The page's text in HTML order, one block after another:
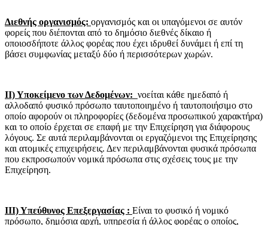
Διεθνής οργανισμός: οργανισμός και οι υπαγόμενοι σε αυτόν
φορείς που διέπονται από το δημόσιο διεθνές δίκαιο ή
οποιοσδήποτε άλλος φορέας που έχει ιδρυθεί δυνάμει ή επί τη
βάσει συμφωνίας μεταξύ δύο ή περισσότερων χωρών.
ΙΙ) Υποκείμενο των Δεδομένων: νοείται κάθε ημεδαπό ή
αλλοδαπό φυσικό πρόσωπο ταυτοποιημένο ή ταυτοποιήσιμο στο
οποίο αφορούν οι πληροφορίες (δεδομένα προσωπικού χαρακτήρα)
και το οποίο έρχεται σε επαφή με την Επιχείρηση για διάφορους
λόγους. Σε αυτά περιλαμβάνονται οι εργαζόμενοι της Επιχείρησης
και ατομικές επιχειρήσεις. Δεν περιλαμβάνονται φυσικά πρόσωπα
που εκπροσωπούν νομικά πρόσωπα στις σχέσεις τους με την
Επιχείρηση.
ΙΙΙ) Υπεύθυνος Επεξεργασίας : Είναι το φυσικό ή νομικό
πρόσωπο, δημόσια αρχή, υπηρεσία ή άλλος φορέας ο οποίος,